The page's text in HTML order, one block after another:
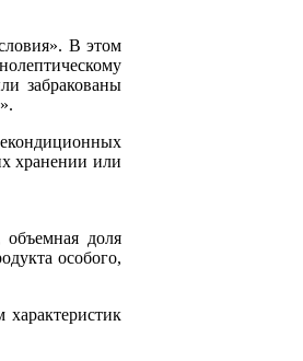
В этом
забракованы
хранении или
доля
особого,